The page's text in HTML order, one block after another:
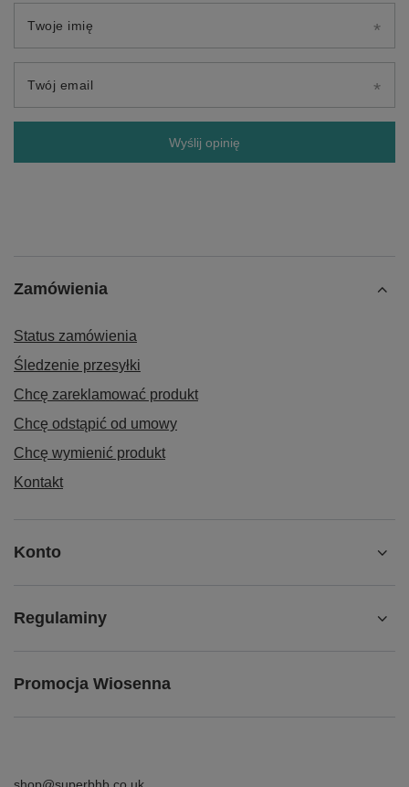
Twoje imię
Twój email
Wyślij opinię
Zamówienia
Status zamówienia
Śledzenie przesyłki
Chcę zareklamować produkt
Chcę odstąpić od umowy
Chcę wymienić produkt
Kontakt
Konto
Regulaminy
Promocja Wiosenna